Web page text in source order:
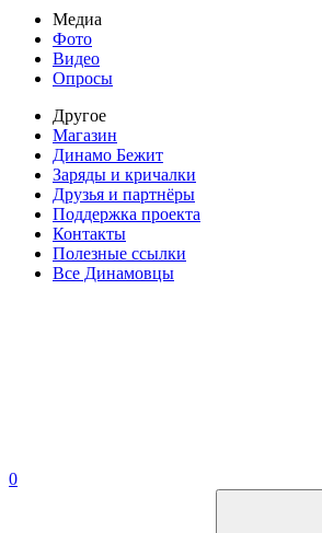
Медиа
Фото
Видео
Опросы
Другое
Магазин
Динамо Бежит
Заряды и кричалки
Друзья и партнёры
Поддержка проекта
Контакты
Полезные ссылки
Все Динамовцы
0